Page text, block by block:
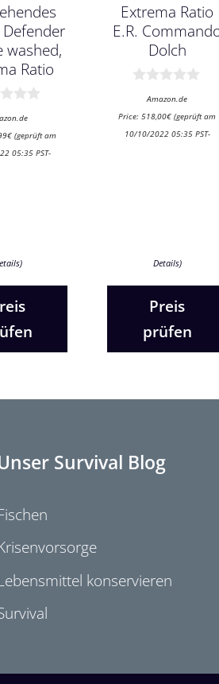
washed,
Ratio
€ (geprüft am
05:35 PST-
)
Extrema Ratio
E.R.
Dolch
o
n
Amazon.de
Price:518,00€ (geprüft am
10/10/2022 05:35 PST-
Details)
Preis
prüfen
Survival Blog
konservieren